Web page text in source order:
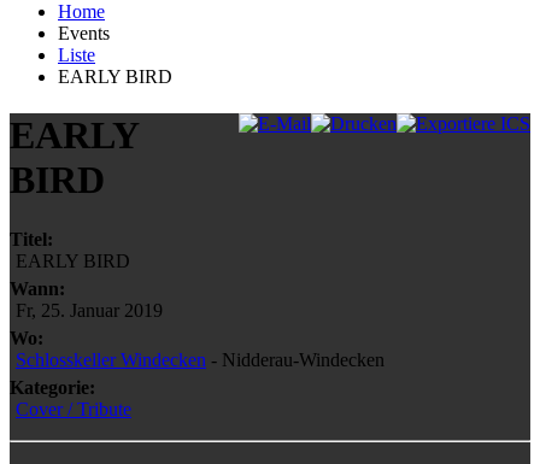
Home
Events
Liste
EARLY BIRD
EARLY
BIRD
Titel:
EARLY BIRD
Wann:
Fr, 25. Januar 2019
Wo:
Schlosskeller Windecken - Nidderau-Windecken
Kategorie:
Cover / Tribute